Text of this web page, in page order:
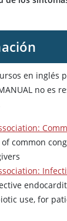
en inglés
no es
of common
use, for